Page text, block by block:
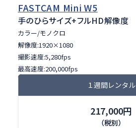
FASTCAM Mini W5
手のひらサイズ+フルHD解像度
カラー/モノクロ
解像度:1920×1080
撮影速度:5,280fps
最高速度:200,000fps
１週間レンタル
217,000円
（税別）